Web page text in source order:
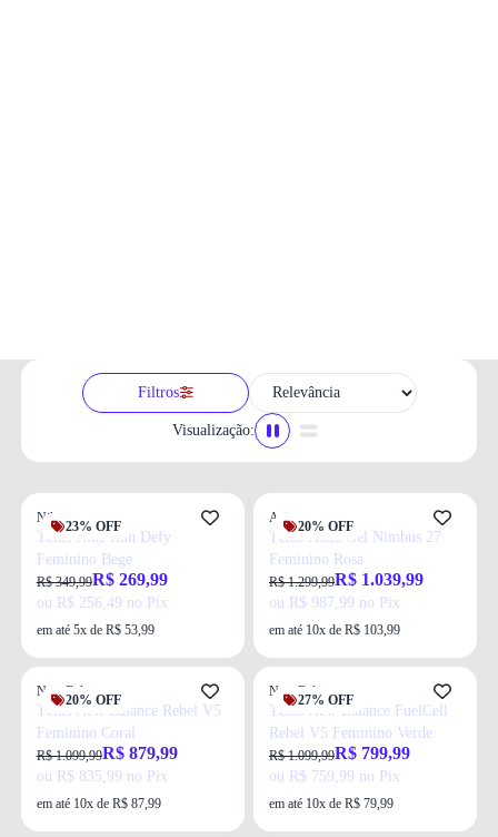
Filtros
Visualização:
23% OFF
Nike
Tênis Nike Run Defy
Feminino Bege
R$ 349,99R$ 269,99
ou R$ 256,49 no Pix
em até 5x de R$ 53,99
20% OFF
Asics
Tênis Asics Gel Nimbus 27
Feminino Rosa
R$ 1.299,99R$ 1.039,99
ou R$ 987,99 no Pix
em até 10x de R$ 103,99
20% OFF
New Balance
Tênis New Balance Rebel V5
Feminino Coral
R$ 1.099,99R$ 879,99
ou R$ 835,99 no Pix
em até 10x de R$ 87,99
27% OFF
New Balance
Tênis New Balance FuelCell
Rebel V5 Feminino Verde
R$ 1.099,99R$ 799,99
ou R$ 759,99 no Pix
em até 10x de R$ 79,99